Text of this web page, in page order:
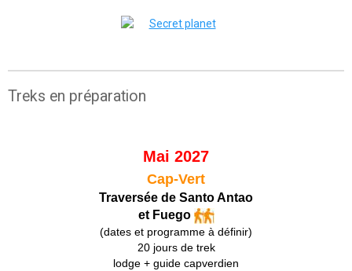
Treks en préparation
Mai 2027
Cap-Vert
Traversée de Santo Antao
et Fuego
(dates et programme à définir)
20 jours de trek
lodge + guide capverdien